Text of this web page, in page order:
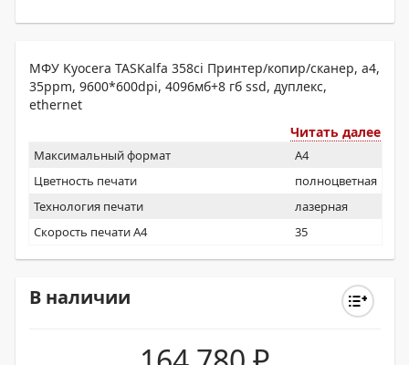
МФУ Kyocera TASKalfa 358ci Принтер/копир/сканер, а4,
35ppm, 9600*600dpi, 4096мб+8 гб ssd, дуплекс,
ethernet
Читать далее
Максимальный формат
A4
Цветность печати
полноцветная
Технология печати
лазерная
Скорость печати А4
35
В наличии